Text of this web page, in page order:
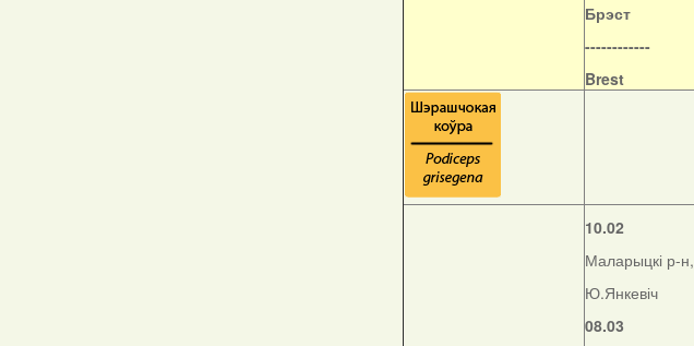
Брэст
------------
Brest
10.02
Маларыцкі р-н,
Ю.Янкевіч
08.03